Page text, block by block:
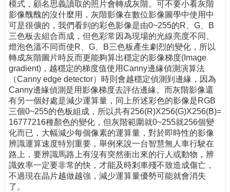
模式，顧名思義讀取的照片會轉成灰階。可不要小看灰階
影像醜醜的沒什麼用，灰階影像在數位影像圖學中使用中
可是很儣的，我們看到的彩色影像是由0~255的R、G、B
三色板去組合而成，但色彩常因為現場的光線亮度不同、
燈泡色溫不同而使R、G、B三色板產生劇烈的變化，所以
轉成灰階圖片時反而更能夠算出穩定的影像梯度(Image
gradient)，越穩定的梯度值使用Canny邊緣偵測演算法
（Canny edge detector）時則會越穩定偵測到邊緣，因為
Canny邊緣偵測是用影像梯度去評估邊緣。而灰階影像還
有另一個好處是減少運算量，同上所述彩色的影像是RGB
三個0~255的色板組成，所以共有256(R)X256(G)X256(B)=
16777216種顏色的變化，但灰階範圍就0~255就256個變
化而已，大幅減少每個像素的運算量，對於即時性的影像
辨識運算速度特別重要，舉例來說一台智慧無人車行駛在
路上，要辨識馬路上有沒有突然衝出來的行人或動物，辨
識效率一定要非常的快，才能及時剎車殘不致造成傷亡，
不過現在晶片越做越強，減少運算量優勢可能就會消失
了。